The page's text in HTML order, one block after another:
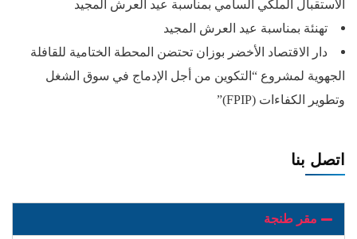
الاستقبال الملكي السامي بمناسبة عيد العرش المجيد
تهنئة بمناسبة عيد العرش المجيد
دار الاقتصاد الأخضر بوزان تحتضن المحطة الختامية للقافلة
الجهوية لمشروع “التكوين من أجل الإدماج في سوق الشغل
وتطوير الكفاءات (FPIP)”
اتصل بنا
مقر طنجة